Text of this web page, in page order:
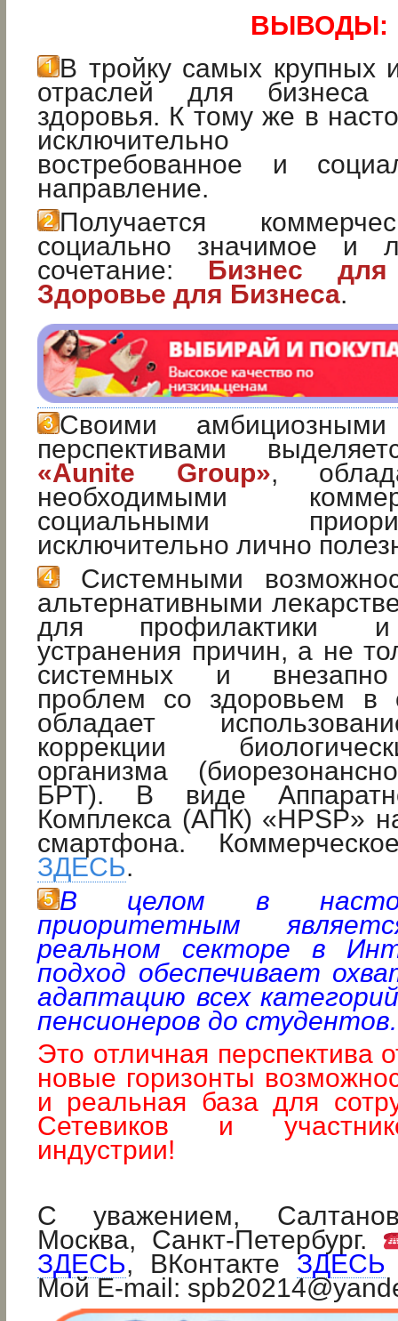
ВЫВОДЫ:
В тройку самых крупных
отраслей для бизнеса
здоровья. К тому же в
исключительно
востребованное и
направление.
Получается
социально значимое и
сочетание: Бизнес
Здоровье для Бизнеса.
Своими
перспективами
«Aunite Group»,
необходимыми
социальными
исключительно лично
Системными
альтернативными
для профилактики и
устранения причин, а не
системных и
проблем со здоровьем в
обладает
коррекции
организма
БРТ). В виде
Комплекса (АПК) «HPSP»
смартфона.
ЗДЕСЬ.
В целом в
приоритетным
реальном секторе в
подход обеспечивает
адаптацию всех
пенсионеров до студентов.
Это отличная перспектива
новые горизонты
и реальная база для
Сетевиков и
индустрии!
С уважением,
Москва, Санкт-Петербург.
ЗДЕСЬ, ВКонтакте ЗДЕСЬ
Мой E-mail: